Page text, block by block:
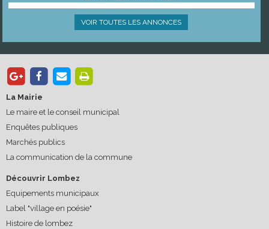
VOIR TOUTES LES ANNONCES
La Mairie
Le maire et le conseil municipal
Enquêtes publiques
Marchés publics
La communication de la commune
Découvrir Lombez
Equipements municipaux
Label "village en poésie"
Histoire de lombez